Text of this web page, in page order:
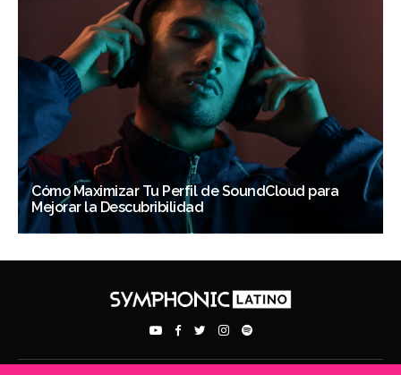
Cómo Maximizar Tu Perfil de SoundCloud para
Mejorar la Descubribilidad